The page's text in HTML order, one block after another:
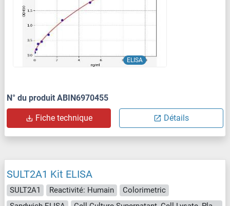
ELISA
N° du produit ABIN6970455
Fiche technique Détails
SULT2A1 Kit ELISA
SULT2A1 Reactivité: Humain
Colorimetric